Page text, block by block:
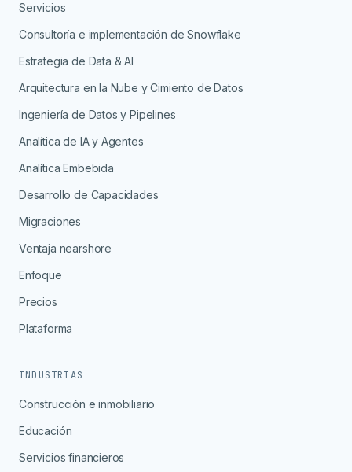
Servicios
Consultoría e implementación de Snowflake
Estrategia de Data & AI
Arquitectura en la Nube y Cimiento de Datos
Ingeniería de Datos y Pipelines
Analítica de IA y Agentes
Analítica Embebida
Desarrollo de Capacidades
Migraciones
Ventaja nearshore
Enfoque
Precios
Plataforma
INDUSTRIAS
Construcción e inmobiliario
Educación
Servicios financieros